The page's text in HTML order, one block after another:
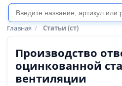
Главная / Статьи (ст)
Производство
оцинкованной
вентиляции